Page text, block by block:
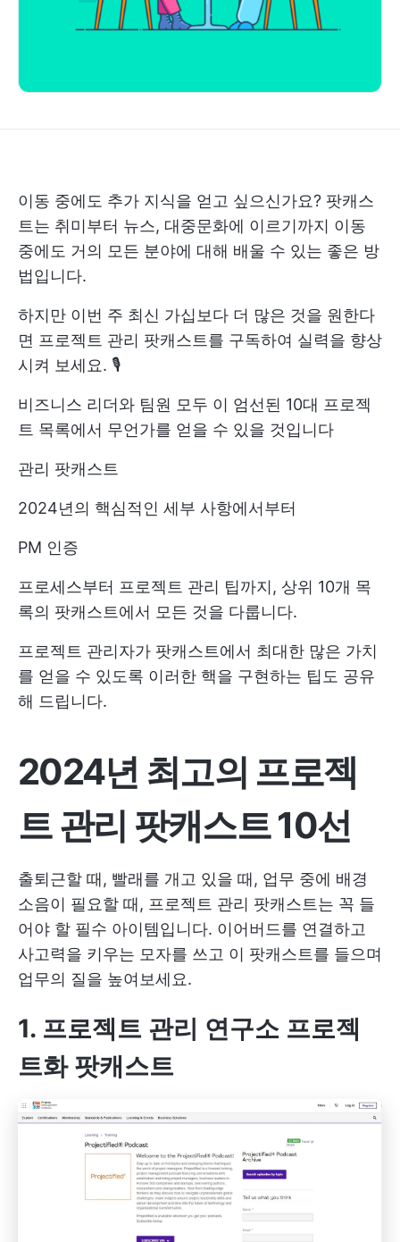
이동 중에도 추가 지식을 얻고 싶으신가요? 팟캐스
트는 취미부터 뉴스, 대중문화에 이르기까지 이동
중에도 거의 모든 분야에 대해 배울 수 있는 좋은 방
법입니다.
하지만 이번 주 최신 가십보다 더 많은 것을 원한다
면 프로젝트 관리 팟캐스트를 구독하여 실력을 향상
시켜 보세요. 🎙️
비즈니스 리더와 팀원 모두 이 엄선된 10대 프로젝
트 목록에서 무언가를 얻을 수 있을 것입니다
관리 팟캐스트
2024년의 핵심적인 세부 사항에서부터
PM 인증
프로세스부터 프로젝트 관리 팁까지, 상위 10개 목
록의 팟캐스트에서 모든 것을 다룹니다.
프로젝트 관리자가 팟캐스트에서 최대한 많은 가치
를 얻을 수 있도록 이러한 핵을 구현하는 팁도 공유
해 드립니다.
2024년 최고의 프로젝
트 관리 팟캐스트 10선
출퇴근할 때, 빨래를 개고 있을 때, 업무 중에 배경
소음이 필요할 때, 프로젝트 관리 팟캐스트는 꼭 들
어야 할 필수 아이템입니다. 이어버드를 연결하고
사고력을 키우는 모자를 쓰고 이 팟캐스트를 들으며
업무의 질을 높여보세요.
1. 프로젝트 관리 연구소 프로젝
트화 팟캐스트